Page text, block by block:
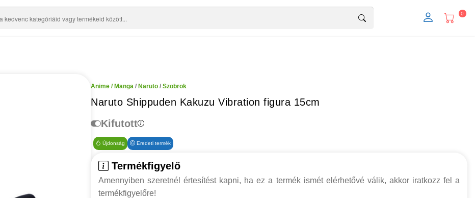
0
Anime / Manga / Naruto / Szobrok
Naruto Shippuden Kakuzu Vibration figura 15cm
Kifutott
Újdonság Eredeti termék
Termékfigyelő
Amennyiben szeretnél értesítést kapni, ha ez a termék ismét elérhetővé válik, akkor iratkozz fel a
termékfigyelőre!